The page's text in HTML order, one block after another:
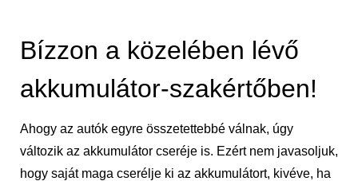
Bízzon a közelében lévő
akkumulátor-szakértőben!
Ahogy az autók egyre összetettebbé válnak, úgy
változik az akkumulátor cseréje is. Ezért nem javasoljuk,
hogy saját maga cserélje ki az akkumulátort, kivéve, ha